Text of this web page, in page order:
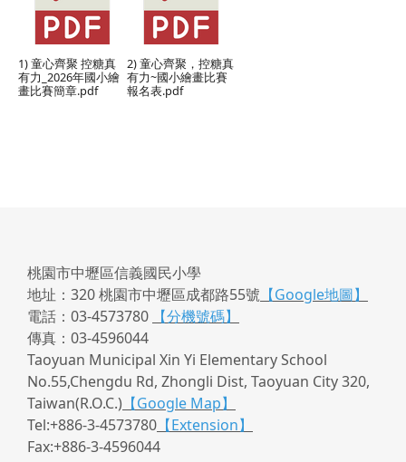
1) 童心齊聚 控糖真
有力_2026年國小繪
畫比賽簡章.pdf
2) 童心齊聚，控糖真
有力~國小繪畫比賽
報名表.pdf
桃園市中壢區信義國民小學
地址：320 桃園市中壢區成都路55號 【Google地圖】
電話：03-4573780
【分機號碼】
傳真：03-4596044
Taoyuan Municipal Xin Yi Elementary School
No.55,Chengdu Rd, Zhongli Dist, Taoyuan City 320,
Taiwan(R.O.C.) 【Google Map】
Tel:+886-3-4573780 【Extension】
Fax:+886-3-4596044